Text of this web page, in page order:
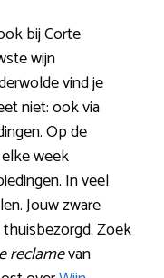
bij Corte
wijn
vind je
niet: ook via
Op de
week
In veel
Jouw zware
Zoek
reclamevan